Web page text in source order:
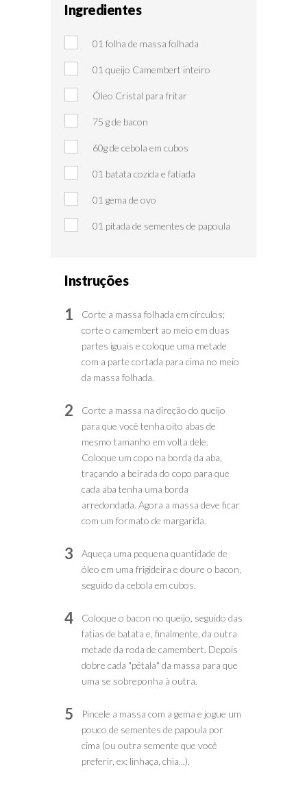
Ingredientes
01 folha de massa folhada
01 queijo Camembert inteiro
Óleo Cristal para fritar
75 g de bacon
60g de cebola em cubos
01 batata cozida e fatiada
01 gema de ovo
01 pitada de sementes de papoula
Instruções
1
Corte a massa folhada em círculos;
corte o camembert ao meio em duas
partes iguais e coloque uma metade
com a parte cortada para cima no meio
da massa folhada.
2
Corte a massa na direção do queijo
para que você tenha oito abas de
mesmo tamanho em volta dele.
Coloque um copo na borda da aba,
traçando a beirada do copo para que
cada aba tenha uma borda
arredondada. Agora a massa deve ficar
com um formato de margarida.
3
Aqueça uma pequena quantidade de
óleo em uma frigideira e doure o bacon,
seguido da cebola em cubos.
4
Coloque o bacon no queijo, seguido das
fatias de batata e, finalmente, da outra
metade da roda de camembert. Depois
dobre cada "pétala" da massa para que
uma se sobreponha à outra.
5
Pincele a massa com a gema e jogue um
pouco de sementes de papoula por
cima (ou outra semente que você
preferir, ex: linhaça, chia...).